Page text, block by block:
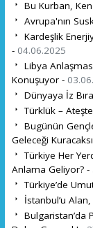
Bu Kurban,
Avrupa'nın
Kardeşlik
- 04.06.2025
Libya
Konuşuyor -
Dünyaya İz
Türklük –
Bugünün
Geleceği
Türkiye Her
Anlama Geliyor? -
Türkiye’de
İstanbul’u
Bulgaristan’da